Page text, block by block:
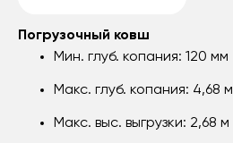
Погрузочный ковш
Мин. глуб. копания: 120 мм
Макс. глуб. копания: 4,68 м
Макс. выс. выгрузки: 2,68 м